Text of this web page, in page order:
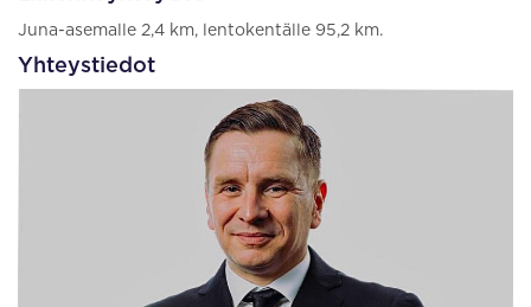
Juna-asemalle 2,4 km, lentokentälle 95,2 km.
Yhteystiedot